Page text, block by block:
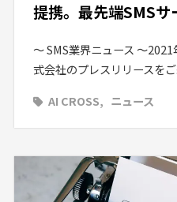
提携。最先端SMSサ
〜 SMS業界ニュース 〜
式会社のプレスリリースを
AI CROSS
ニュース